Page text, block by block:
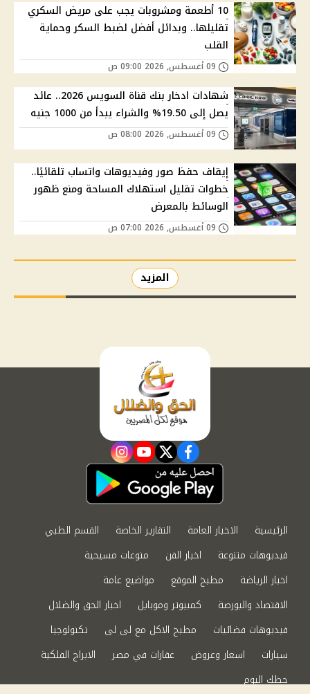
10 أطعمة ومشروبات يجب على مريض السكري
تقليلها.. وبدائل أفضل لضبط السكر وحماية
القلب
شهادات ادخار بنك قناة السويس 2026.. عائد
يصل إلى 19.50% والشراء يبدأ من 1000 جنيه
إيقاف حفظ صور وفيديوهات واتساب تلقائيًا..
خطوات تقليل استهلاك المساحة ومنع ظهور
الوسائط بالمعرض
المزيد
facebook
twitter
youtube
instagram
الرئيسية الاخبار العامة التقارير الخاصة
القسم الطبي
فيديوهات متنوعة
اخبار الفن
منوعات مسيحية
اخبار الرياضة
مطبخ الموقع
مواضيع عامة
الاقتصاد والبورصة
كمبيوتر وموبايل
اخبار الحق والضلال
فيديوهات فضائيات
مطبخ الاكل مع لى لى
تكنولوجيا
سيارات
اسعار وعروض عقارات في مصر
الابراج الفلكية
حظك اليوم